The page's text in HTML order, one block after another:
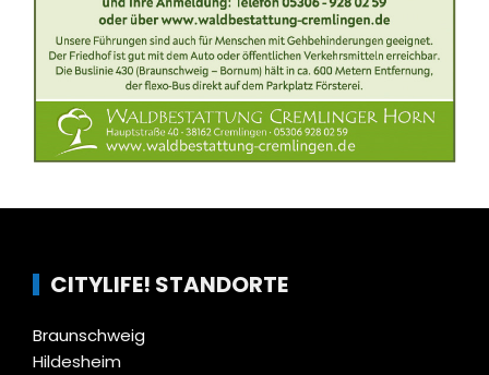
CITYLIFE! STANDORTE
Braunschweig
Hildesheim